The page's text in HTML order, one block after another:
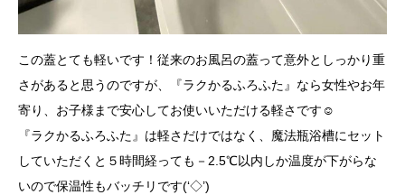
この蓋とても軽いです！従来のお風呂の蓋って意外としっかり重
さがあると思うのですが、『ラクかるふろふた』なら女性やお年
寄り、お子様まで安心してお使いいただける軽さです☺
『ラクかるふろふた』は軽さだけではなく、魔法瓶浴槽にセット
していただくと５時間経っても－2.5℃以内しか温度が下がらな
いので保温性もバッチリです(‘◇’)ゞ